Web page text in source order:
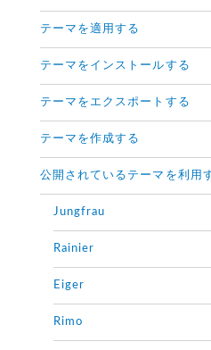
テーマを適用する
テーマをインストールする
テーマをエクスポートする
テーマを作成する
公開されているテーマを利用
Jungfrau
Rainier
Eiger
Rimo